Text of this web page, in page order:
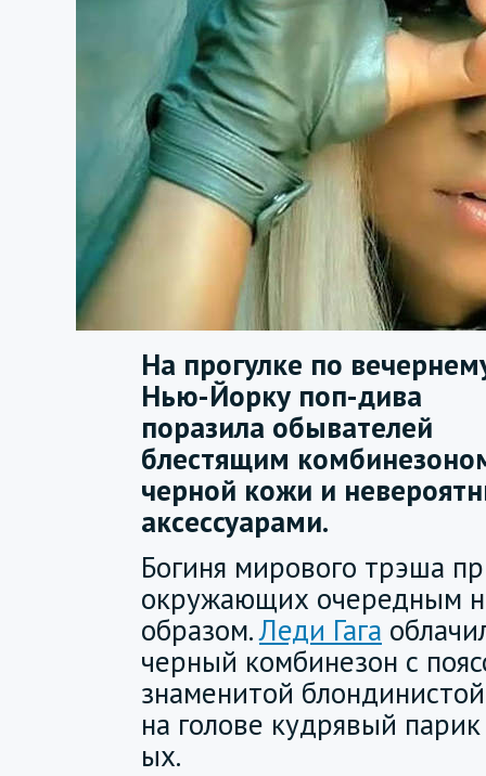
На прогулке по
Нью-Йорку поп-дива
поразила обывателей
блестящим
черной кожи и
аксессуарами.
Богиня мирового трэша
окружающих очередным
образом.Леди Гага
черный комбинезон с
знаменитой
на голове кудрявый
ых.